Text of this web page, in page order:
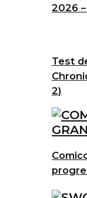
2026
Test
2)